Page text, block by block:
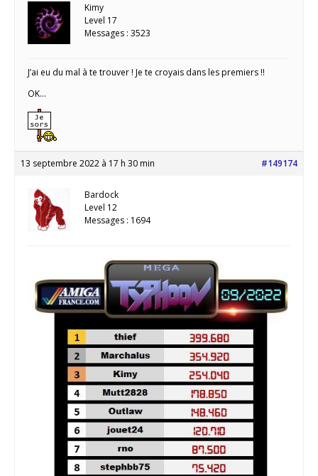
Kimy
Level 17
Messages : 3523
J’ai eu du mal à te trouver ! Je te croyais dans les premiers !!
OK…
13 septembre 2022 à 17 h 30 min #149174
Bardock
Level 12
Messages : 1694